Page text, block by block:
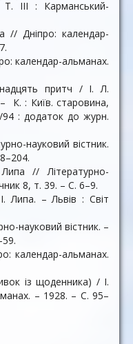
ІІІ : Карманський-
// Дніпро: календар-
календар-альманах.
притч / І. Л.
К. : Київ. старовина,
: додаток до журн.
науковий вістник.
// Літературно-
8, т. 39. – С. 6–9.
Липа. – Львів : Світ
науковий вістник. –
календар-альманах.
із щоденника) / І.
– 1928. – С. 95–